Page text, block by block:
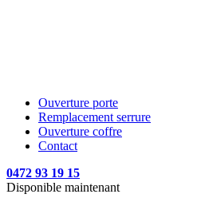
Ouverture porte
Remplacement serrure
Ouverture coffre
Contact
0472 93 19 15
Disponible maintenant